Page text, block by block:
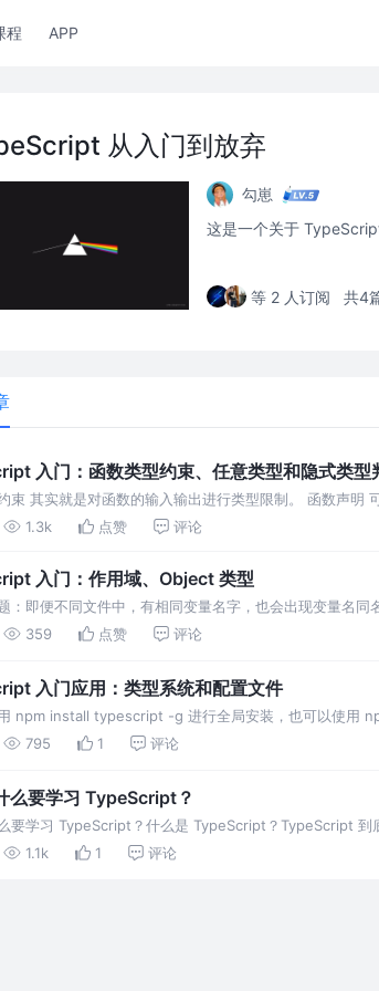
程 APP
从入门到放弃
勾崽
这是一个关于
等 2 人订阅 共4
入门：函数类型约束、任意类型和隐式类型
束 其实就是对函数的输入输出进行类型限制。 函数声
数（ES6语法），都会使用默认值的
1.3k 点赞 评论
入门：作用域、Object 类型
：即便不同文件中，有相同变量名字，也会出现变量名同
359 点赞 评论
入门应用：类型系统和配置文件
npm install typescript -g 进行全局安装，也可以使用
795 1 评论
么要学习 TypeScript？
要学习 TypeScript？什么是 TypeScript？TypeScript 到
1.1k 1 评论